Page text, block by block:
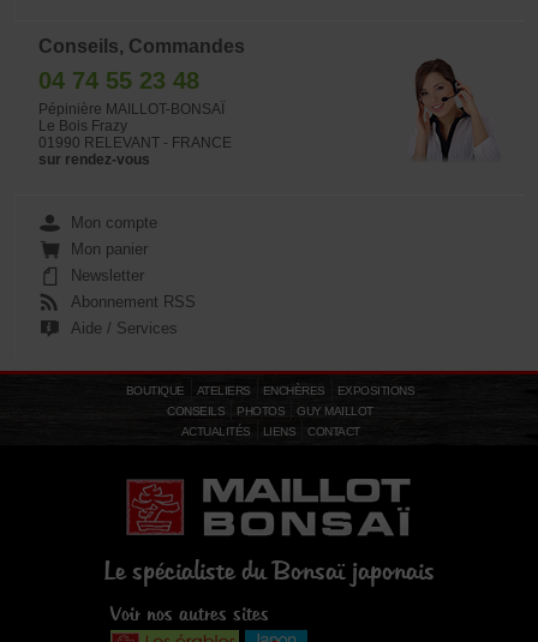
Conseils, Commandes
04 74 55 23 48
Pépinière MAILLOT-BONSAÏ
Le Bois Frazy
01990 RELEVANT - FRANCE
sur rendez-vous
Mon compte
Mon panier
Newsletter
Abonnement RSS
Aide / Services
BOUTIQUE ATELIERS ENCHÈRES
EXPOSITIONS
CONSEILS
PHOTOS
GUY MAILLOT
ACTUALITÉS
LIENS CONTACT
Le spécialiste du Bonsaï japonais
Voir nos autres sites